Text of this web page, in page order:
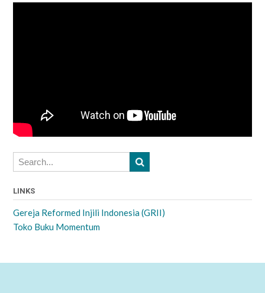
LINKS
Gereja Reformed Injili Indonesia (GRII)
Toko Buku Momentum